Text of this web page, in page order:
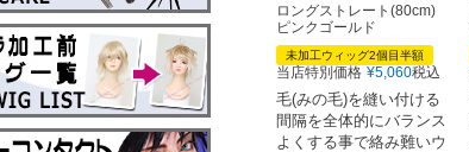
ロングストレート(80cm)
ピンクゴールド
未加工ウィッグ2個目半額
当店特別価格 ¥5,060税込
毛(みの毛)を縫い付ける
間隔を全体的にバランス
よくする事で絡み難いウ